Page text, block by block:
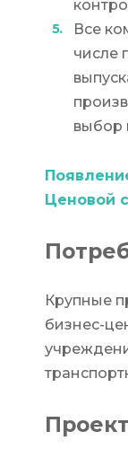
Все
числе
выбор
Ценовой
Крупные
бизнес-